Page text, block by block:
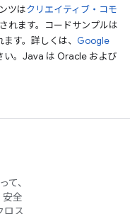
ツはクリエイティブ・コモ
れます。コードサンプルは
す。詳しくは、 Google
い。Java は Oracle および
、
安全
ロス